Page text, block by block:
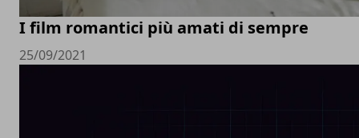
I film romantici più amati di sempre
25/09/2021